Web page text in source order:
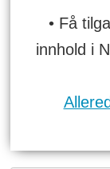
• Få
innhold i